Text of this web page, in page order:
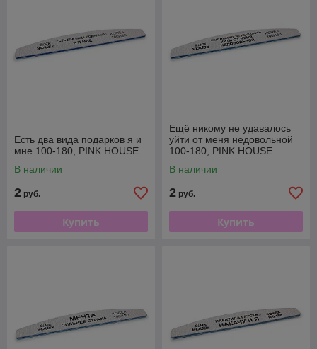
Есть два вида подарков я и
мне 100-180, PINK HOUSE
В наличии
2 руб.
Купить
Ещё никому не удавалось
уйти от меня недовольной
100-180, PINK HOUSE
В наличии
2 руб.
Купить